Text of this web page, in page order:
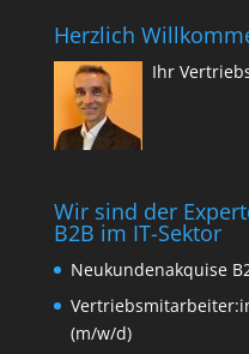
Herzlich
Ihr
Wir sind der
B2B im IT-Sektor
Neukundenakquise
(m/w/d)